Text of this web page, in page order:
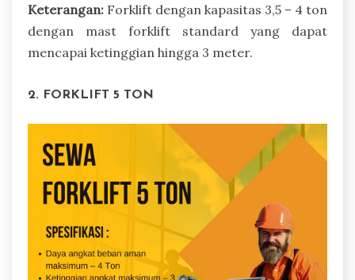
Keterangan: Forklift dengan kapasitas 3,5 – 4 ton
dengan mast forklift standard yang dapat
mencapai ketinggian hingga 3 meter.
2. FORKLIFT 5 TON